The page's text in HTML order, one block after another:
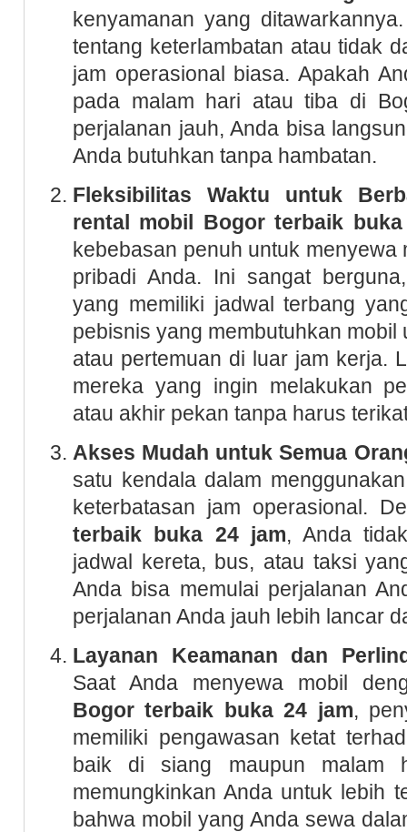
kenyamanan yang
tentang keterlambatan atau tidak
jam operasional biasa. Apakah
pada malam hari atau tiba di
perjalanan jauh, Anda bisa
Anda butuhkan tanpa hambatan.
Fleksibilitas Waktu untuk
rental mobil Bogor terbaik
kebebasan penuh untuk
pribadi Anda. Ini sangat
yang memiliki jadwal terbang
pebisnis yang membutuhkan
atau pertemuan di luar jam kerja.
mereka yang ingin melakukan
atau akhir pekan tanpa harus
Akses Mudah untuk Semua
satu kendala dalam
keterbatasan jam operasional.
terbaik buka 24 jam, Anda
jadwal kereta, bus, atau taksi
Anda bisa memulai perjalanan
perjalanan Anda jauh lebih lancar
Layanan Keamanan dan
Saat Anda menyewa mobil
Bogor terbaik buka 24 jam,
memiliki pengawasan ketat
baik di siang maupun malam
memungkinkan Anda untuk lebih
bahwa mobil yang Anda sewa